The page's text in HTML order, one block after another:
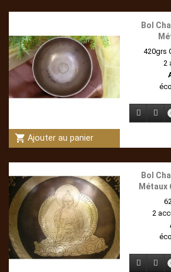
shopping_cart Ajouter au panier
Bol
420grs
2
Bol
Métaux
2